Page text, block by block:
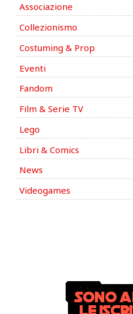
Associazione
Collezionismo
Costuming & Prop
Eventi
Fandom
Film & Serie TV
Lego
Libri & Comics
News
Videogames